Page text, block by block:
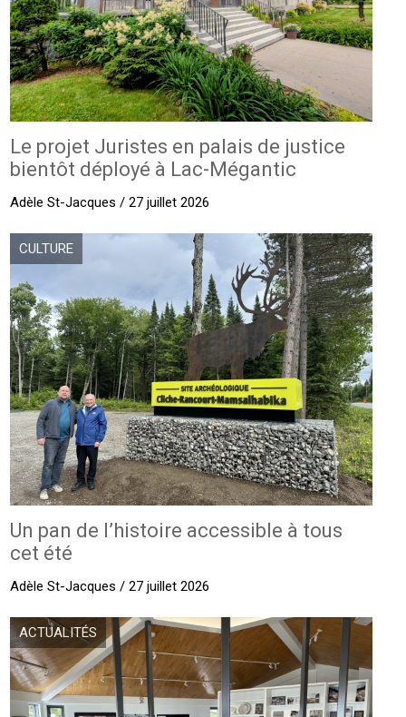
Le projet Juristes en palais de justice
bientôt déployé à Lac-Mégantic
Adèle St-Jacques / 27 juillet 2026
CULTURE
Un pan de l’histoire accessible à tous
cet été
Adèle St-Jacques / 27 juillet 2026
ACTUALITÉS